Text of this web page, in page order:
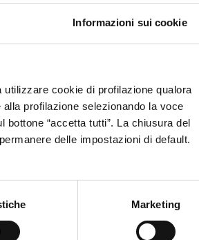
Informazioni sui cookie
cookie di profilazione qualora
profilazione selezionando la voce
bottone “accetta tutti”. La chiusura del
delle impostazioni di default.
Marketing
Validità e saldo
essere accumulati fino al 31
entro il 31 Gennaio dell’anno
informazioni leggi il regolamento